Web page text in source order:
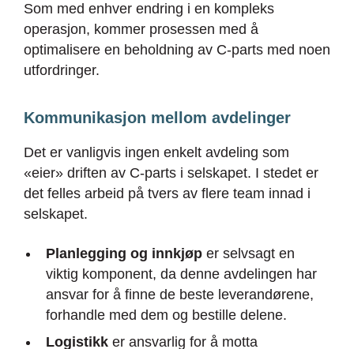
Som med enhver endring i en kompleks
operasjon, kommer prosessen med å
optimalisere en beholdning av C-parts med noen
utfordringer.
Kommunikasjon mellom avdelinger
Det er vanligvis ingen enkelt avdeling som
«eier» driften av C-parts i selskapet. I stedet er
det felles arbeid på tvers av flere team innad i
selskapet.
Planlegging og innkjøp er selvsagt en
viktig komponent, da denne avdelingen har
ansvar for å finne de beste leverandørene,
forhandle med dem og bestille delene.
Logistikk er ansvarlig for å motta